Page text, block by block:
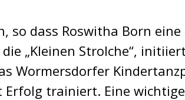
so dass Roswitha Born eine
„Kleinen Strolche“,
Wormersdorfer
trainiert. Eine wichtige